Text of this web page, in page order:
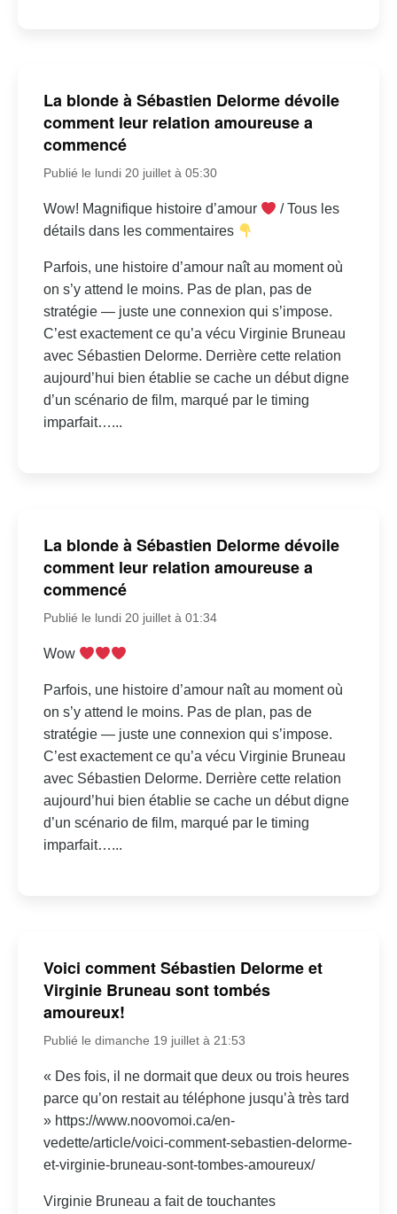
La blonde à Sébastien Delorme dévoile
comment leur relation amoureuse a
commencé
Publié le lundi 20 juillet à 05:30
Wow! Magnifique histoire d’amour
/ Tous les
détails dans les commentaires
Parfois, une histoire d’amour naît au moment où
on s’y attend le moins. Pas de plan, pas de
stratégie — juste une connexion qui s’impose.
C’est exactement ce qu’a vécu Virginie Bruneau
avec Sébastien Delorme. Derrière cette relation
aujourd’hui bien établie se cache un début digne
d’un scénario de film, marqué par le timing
imparfait…...
La blonde à Sébastien Delorme dévoile
comment leur relation amoureuse a
commencé
Publié le lundi 20 juillet à 01:34
Wow
Parfois, une histoire d’amour naît au moment où
on s’y attend le moins. Pas de plan, pas de
stratégie — juste une connexion qui s’impose.
C’est exactement ce qu’a vécu Virginie Bruneau
avec Sébastien Delorme. Derrière cette relation
aujourd’hui bien établie se cache un début digne
d’un scénario de film, marqué par le timing
imparfait…...
Voici comment Sébastien Delorme et
Virginie Bruneau sont tombés
amoureux!
Publié le dimanche 19 juillet à 21:53
« Des fois, il ne dormait que deux ou trois heures
parce qu’on restait au téléphone jusqu’à très tard
» https://www.noovomoi.ca/en-
vedette/article/voici-comment-sebastien-delorme-
et-virginie-bruneau-sont-tombes-amoureux/
Virginie Bruneau a fait de touchantes